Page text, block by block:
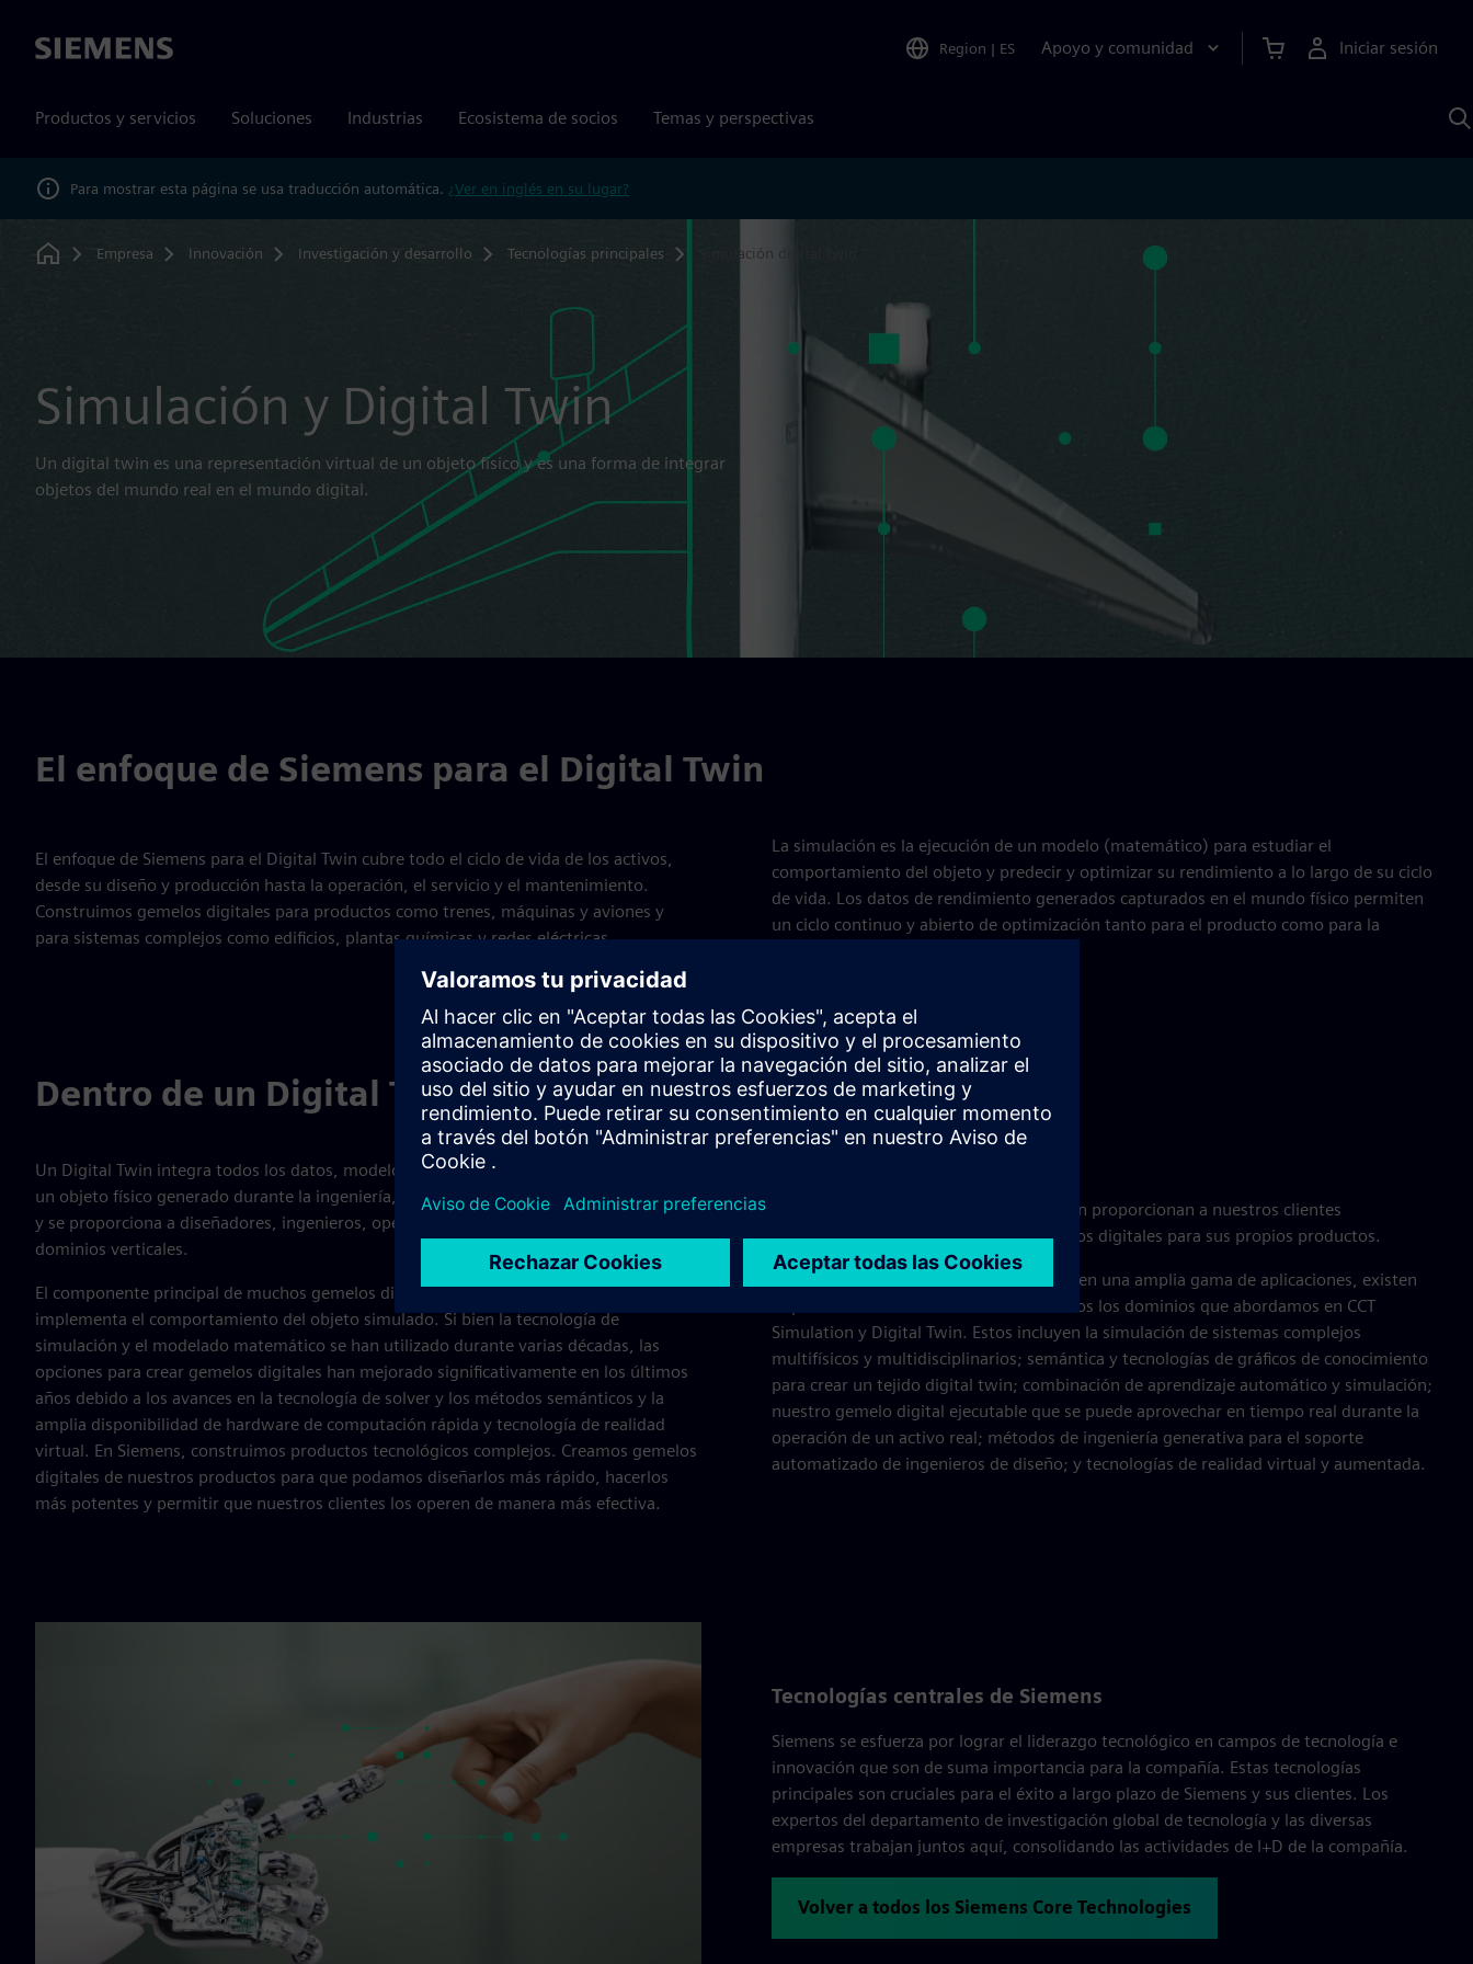
Siemens Region | ES Apoyo y comunidad Iniciar sesión
Productos y servicios Soluciones Industrias Ecosistema de socios Temas y perspectivas
Para mostrar esta página se usa traducción automática. ¿Ver en inglés en su lugar?
Home
Empresa Innovación Investigación y desarrollo Tecnologías principales Simulación digital twin
Simulación y Digital Twin
Un digital twin es una representación virtual de un objeto físico y es una forma de integrar
objetos del mundo real en el mundo digital.
El enfoque de Siemens para el Digital Twin
El enfoque de Siemens para el Digital Twin cubre todo el ciclo de vida de los activos,
desde su diseño y producción hasta la operación, el servicio y el mantenimiento.
Construimos gemelos digitales para productos como trenes, máquinas y aviones y
para sistemas complejos como edificios, plantas químicas y redes eléctricas.
La simulación es la ejecución de un modelo (matemático) para estudiar el
comportamiento del objeto y predecir y optimizar su rendimiento a lo largo de su ciclo
de vida. Los datos de rendimiento generados capturados en el mundo físico permiten
un ciclo continuo y abierto de optimización tanto para el producto como para la
Dentro de un Digital Twin
Un Digital Twin integra todos los datos, modelos de simulación y otra información de
un objeto físico generado durante la ingeniería, puesta en marcha, operación y servicio
y se proporciona a diseñadores, ingenieros, operadores y técnicos de servicio en
dominios verticales.
El componente principal de muchos gemelos digitales es un modelo de simulación que
implementa el comportamiento del objeto simulado. Si bien la tecnología de
simulación y el modelado matemático se han utilizado durante varias décadas, las
opciones para crear gemelos digitales han mejorado significativamente en los últimos
años debido a los avances en la tecnología de solver y los métodos semánticos y la
amplia disponibilidad de hardware de computación rápida y tecnología de realidad
virtual. En Siemens, construimos productos tecnológicos complejos. Creamos gemelos
digitales de nuestros productos para que podamos diseñarlos más rápido, hacerlos
más potentes y permitir que nuestros clientes los operen de manera más efectiva.
Nuestras soluciones de software también proporcionan a nuestros clientes
herramientas para crear y utilizar gemelos digitales para sus propios productos.
Si bien esos productos y soluciones cubren una amplia gama de aplicaciones, existen
importantes desafíos universales en todos los dominios que abordamos en CCT
Simulation y Digital Twin. Estos incluyen la simulación de sistemas complejos
multifísicos y multidisciplinarios; semántica y tecnologías de gráficos de conocimiento
para crear un tejido digital twin; combinación de aprendizaje automático y simulación;
nuestro gemelo digital ejecutable que se puede aprovechar en tiempo real durante la
operación de un activo real; métodos de ingeniería generativa para el soporte
automatizado de ingenieros de diseño; y tecnologías de realidad virtual y aumentada.
Tecnologías centrales de Siemens
Siemens se esfuerza por lograr el liderazgo tecnológico en campos de tecnología e
innovación que son de suma importancia para la compañía. Estas tecnologías
principales son cruciales para el éxito a largo plazo de Siemens y sus clientes. Los
expertos del departamento de investigación global de tecnología y las diversas
empresas trabajan juntos aquí, consolidando las actividades de I+D de la compañía.
Volver a todos los Siemens Core Technologies